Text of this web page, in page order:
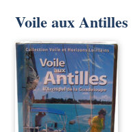
Voile aux Antilles